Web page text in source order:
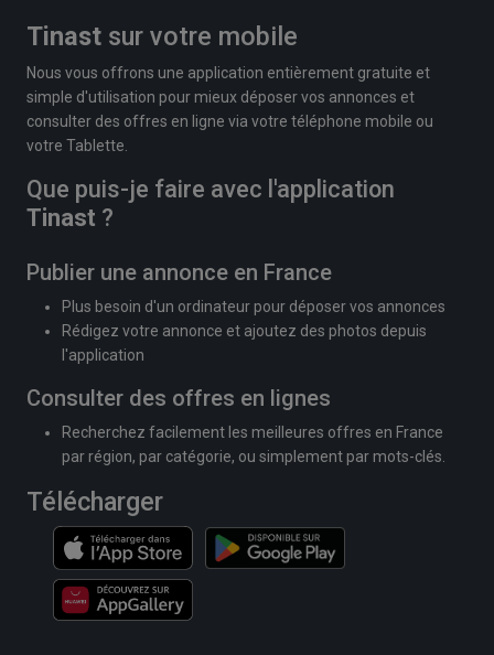
Tinast sur votre mobile
Nous vous offrons une application entièrement gratuite et
simple d'utilisation pour mieux déposer vos annonces et
consulter des offres en ligne via votre téléphone mobile ou
votre Tablette.
Que puis-je faire avec l'application
Tinast ?
Publier une annonce en France
Plus besoin d'un ordinateur pour déposer vos annonces
Rédigez votre annonce et ajoutez des photos depuis
l'application
Consulter des offres en lignes
Recherchez facilement les meilleures offres en France
par région, par catégorie, ou simplement par mots-clés.
Télécharger